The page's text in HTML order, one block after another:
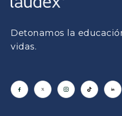
Detonamos la
vidas.